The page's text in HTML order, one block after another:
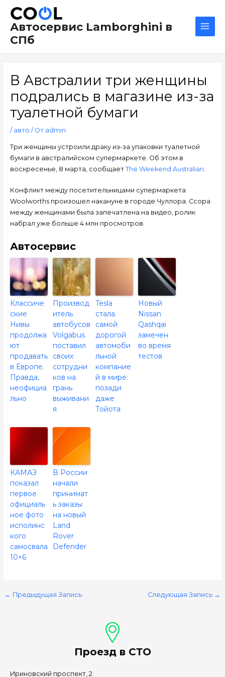
содержимому
Автосервис Lamborghini в
СПб
В Австралии три женщины
подрались в магазине из-за
туалетной бумаги
/ авто / От admin
Три женщины устроили драку из-за упаковки туалетной
бумаги в австралийском супермаркете. Об этом в
воскресенье, 8 марта, сообщает The Weekend Australian
Конфликт между посетительницами супермаркета
Woolworths произошел накануне в городе Чуллора. Ссора
между женщинами была запечатлена на видео, ролик
набрал уже больше 4 млн просмотров.
Автосервис
Классиче
ские
Нивы
продолжа
ют
продавать
в Европе.
Правда,
неофициа
льно
Производ
итель
автобусов
Volgabus
поставил
своих
сотрудни
ков на
грань
выживани
я
Tesla
стала
самой
дорогой
автомоби
льной
компание
й в мире:
позади
даже
Тойота
Новый
Nissan
Qashqai
замечен
во время
тестов
КАМАЗ
показал
первое
официаль
ное фото
исполинс
кого
самосвала
10×6
В России
начали
принимат
ь заказы
на новый
Land
Rover
Defender
по
записям
← Предыдущая Запись Следующая Запись →
Проезд в СТО
Ириновский проспект, 2